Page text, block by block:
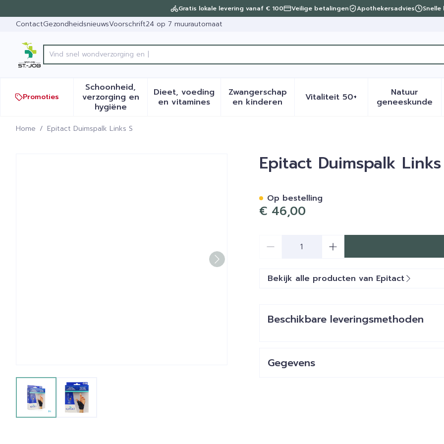
Gratis lokale levering vanaf € 100 Veilige betalingen Apothekersadvies Snelle
ContactGezondheidsnieuwsVoorschrift24 op 7 muurautomaat
Product, merk, categorie...
Promoties
Schoonheid,
verzorging en
hygiëneToon submenu voor Schoonheid, verzorging en hygiëne categorie
Dieet, voeding
en vitamines
Toon submenu voor Dieet, voeding en vitamines categorie
Zwangerschap
en kinderenToon submenu voor Zwangerschap en
Vitaliteit 50+Toon submenu voor
Natuur
geneeskunde
Toon
Home / Epitact Duimspalk Links S
View larger imageView larger image
Epitact Duimspalk
€ 46,00
Op bestelling
Bekijk alle producten van Epitact
Beschikbare leveringsmethoden
Gegevens